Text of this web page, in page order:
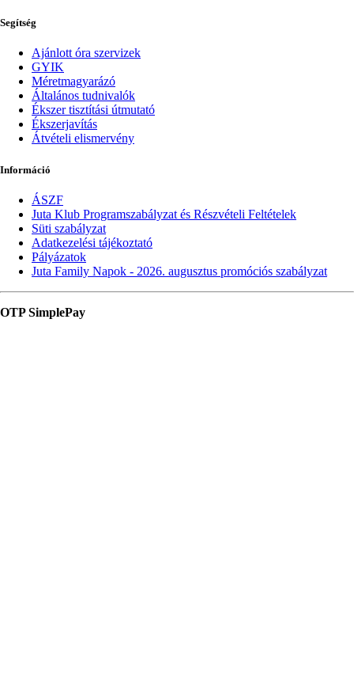
Segítség
Ajánlott óra szervizek
GYIK
Méretmagyarázó
Általános tudnivalók
Ékszer tisztítási útmutató
Ékszerjavítás
Átvételi elismervény
Információ
ÁSZF
Juta Klub Programszabályzat és Részvételi Feltételek
Süti szabályzat
Adatkezelési tájékoztató
Pályázatok
Juta Family Napok - 2026. augusztus promóciós szabályzat
OTP SimplePay